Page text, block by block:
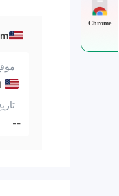
--
Chrome